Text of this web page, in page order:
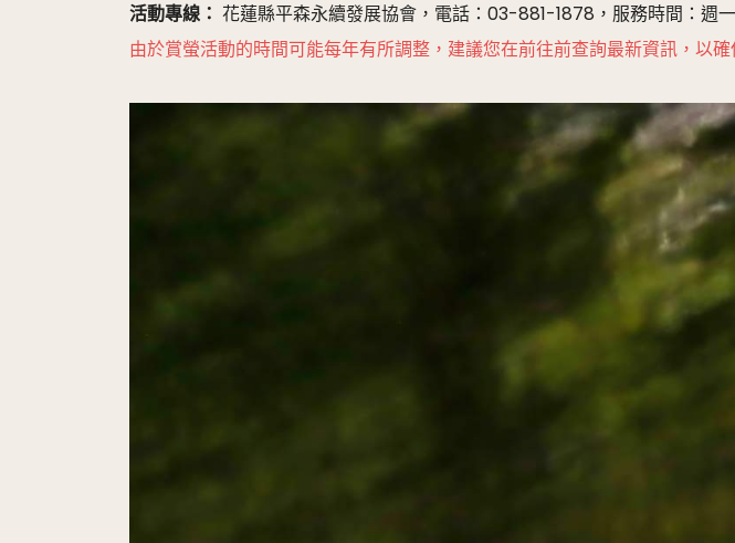
活動專線： 花蓮縣平森永續發展協會，電話：03-881-1878，服務時間：週
由於賞螢活動的時間可能每年有所調整，建議您在前往前查詢最新資訊，以